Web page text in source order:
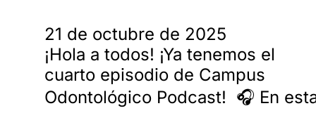
21 de octubre de 2025
¡Hola a todos! ¡Ya tenemos el
cuarto episodio de Campus
Odontológico Podcast! 🎧 En